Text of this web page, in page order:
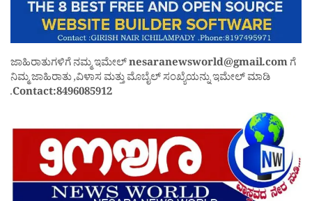
ಜಾಹಿರಾತುಗಳಿಗೆ ನಮ್ಮ ಇಮೇಲ್nesaranewsworld@gmail.comಗೆ
ನಿಮ್ಮ ಜಾಹಿರಾತು ,ವಿಳಾಸ ಮತ್ತು ಮೊಬೈಲ್ ಸಂಖ್ಯೆಯನ್ನು ಇಮೇಲ್ ಮಾಡಿ
.Contact:8496085912